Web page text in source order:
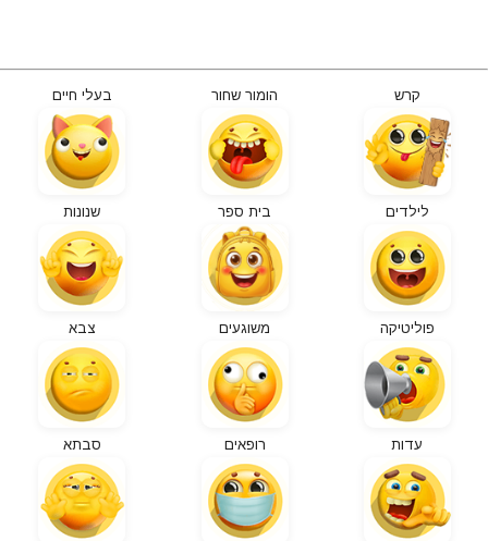
קרש הומור שחור בעלי חיים
לילדים בית ספר שנונות
פוליטיקה משוגעים צבא
עדות רופאים סבתא